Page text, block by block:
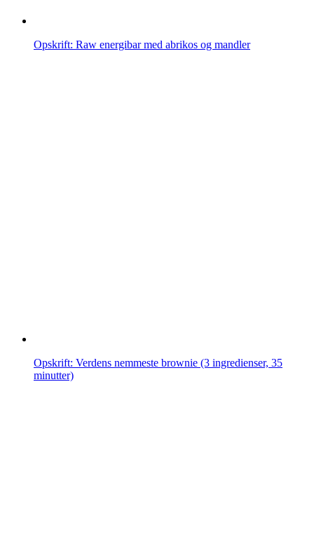
Opskrift: Raw energibar med abrikos og mandler
Opskrift: Verdens nemmeste brownie (3 ingredienser, 35
minutter)